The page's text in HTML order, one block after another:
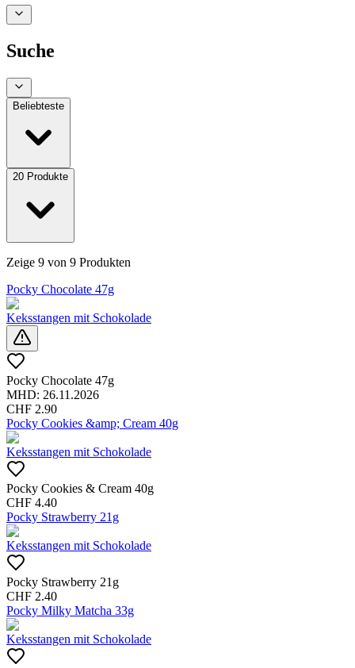
Suche
Beliebteste
20 Produkte
Zeige 9 von 9 Produkten
Pocky Chocolate 47g
Keksstangen mit Schokolade
Pocky Chocolate 47g
MHD: 26.11.2026
CHF 2.90
Pocky Cookies &amp; Cream 40g
Keksstangen mit Schokolade
Pocky Cookies & Cream 40g
CHF 4.40
Pocky Strawberry 21g
Keksstangen mit Schokolade
Pocky Strawberry 21g
CHF 2.40
Pocky Milky Matcha 33g
Keksstangen mit Schokolade